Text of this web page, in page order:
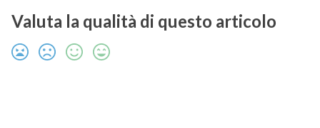
Valuta la qualità di questo articolo